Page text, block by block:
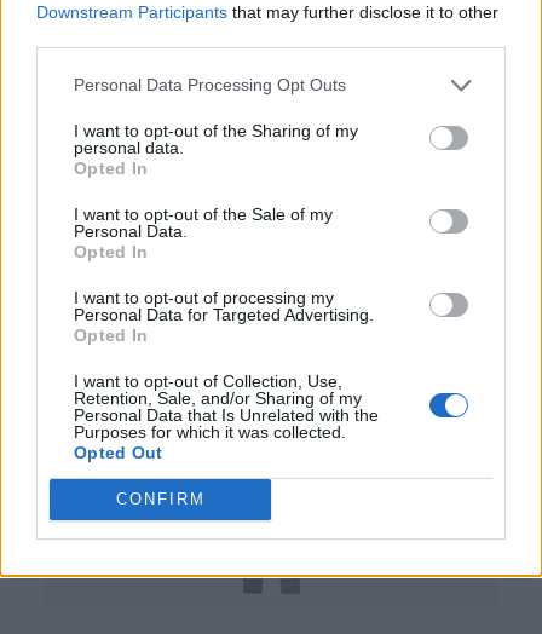
Downstream Participants that may further disclose it to other
Personal Data Processing Opt Outs
I want to opt-out of the Sharing of my
personal data.
Opted In
I want to opt-out of the Sale of my
Personal Data.
Opted In
I want to opt-out of processing my
Personal Data for Targeted Advertising.
Opted In
I want to opt-out of Collection, Use,
Retention, Sale, and/or Sharing of my
Personal Data that Is Unrelated with the
Purposes for which it was collected.
Opted Out
CONFIRM
Dalla sua fondazione nel 2013 per iniziativa di
incarnano questa filosofia quanto questi pigiami in
cotone ricamati con minuscole pecore nere. 194 euro
Pigiama lungo Zimmerli
Cozy in flanella